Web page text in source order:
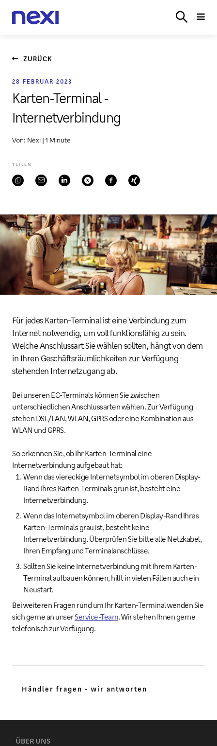
ZURÜCK
28 FEBRUAR 2023
Karten-Terminal -
Internetverbindung
Von: Nexi | 1 Minute
TEILEN
Für jedes Karten-Terminal ist eine Verbindung zum
Internet notwendig, um voll funktionsfähig zu sein.
Welche Anschlussart Sie wählen sollten, hängt von dem
in Ihren Geschäftsräumlichkeiten zur Verfügung
stehenden Internetzugang ab.
Bei unseren EC-Terminals können Sie zwischen
unterschiedlichen Anschlussarten wählen. Zur Verfügung
stehen DSL/LAN, WLAN, GPRS oder eine Kombination aus
WLAN und GPRS.
So erkennen Sie, ob Ihr Karten-Terminal eine
Internetverbindung aufgebaut hat:
Wenn das viereckige Internetsymbol im oberen Display-
Rand Ihres Karten-Terminals grün ist, besteht eine
Internetverbindung.
Wenn das Internetsymbol im oberen Display-Rand Ihres
Karten-Terminals grau ist, besteht keine
Internetverbindung. Überprüfen Sie bitte alle Netzkabel,
Ihren Empfang und Terminalanschlüsse.
Sollten Sie keine Internetverbindung mit Ihrem Karten-
Terminal aufbauen können, hilft in vielen Fällen auch ein
Neustart.
Bei weiteren Fragen rund um Ihr Karten-Terminal wenden Sie
sich gerne an unserService-Team. Wir stehen Ihnen gerne
telefonisch zur Verfügung.
Händler fragen - wir antworten
ÜBER UNS